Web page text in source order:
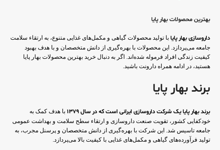
بهترین محصولات بهار پایا
داروسازی بهار پایا با تولید محصولات گیاهی و مکمل‌های غذایی متنوع، به ارتقاء سلامت
جامعه می‌پردازد. این محصولات با بهره‌گیری از دانش متخصصان و با هدف بهبود
کیفیت زندگی افراد فرموله شده‌اند. اگر به دنبال خرید بهترین محصولات بهار پایا
هستید، در ادامه همراه دارونت باشید.
برند بهار پایا
برند بهار پایا یک شرکت داروسازی ایرانی است که در سال ۱۳۷۹
با هدف کمک به
خودکفایی کشور، تقویت صنعت داروسازی و ارتقاء سطح سلامت و بهداشت عمومی
جامعه تاسیس شد. این شرکت با بهره‌گیری از دانش متخصصان و پرسنل مجرب، به
تولید فرآورده‌های گیاهی و مکمل‌های غذایی با کیفیت بالا می‌پردازد.